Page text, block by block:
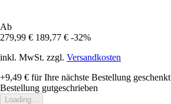
Ab
279,99 € 189,77 € -32%
inkl. MwSt. zzgl. Versandkosten
+9,49 € für Ihre nächste Bestellung geschenkt
Bestellung gutgeschrieben
Loading...